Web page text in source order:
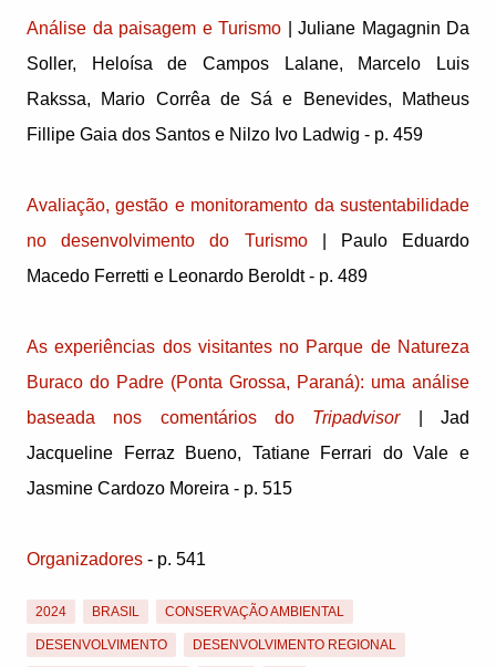
Análise da paisagem e Turismo | Juliane Magagnin Da
Soller, Heloísa de Campos Lalane, Marcelo Luis
Rakssa, Mario Corrêa de Sá e Benevides, Matheus
Fillipe Gaia dos Santos e Nilzo Ivo Ladwig - p. 459
Avaliação, gestão e monitoramento da sustentabilidade
no desenvolvimento do Turismo| Paulo Eduardo
Macedo Ferretti e Leonardo Beroldt - p. 489
As experiências dos visitantes no Parque de Natureza
Buraco do Padre (Ponta Grossa, Paraná): uma análise
baseada nos comentários do Tripadvisor| Jad
Jacqueline Ferraz Bueno, Tatiane Ferrari do Vale e
Jasmine Cardozo Moreira - p. 515
Organizadores - p. 541
2024 BRASIL CONSERVAÇÃO AMBIENTAL
DESENVOLVIMENTO DESENVOLVIMENTO REGIONAL